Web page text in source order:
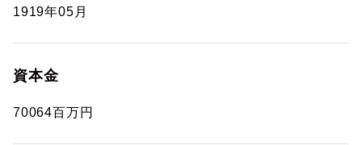
1919年05月
資本金
70064百万円